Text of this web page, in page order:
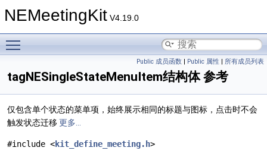
NEMeetingKit V4.19.0
Public 成员函数 | Public 属性 | 所有成员列表
tagNESingleStateMenuItem结构体 参考
仅包含单个状态的菜单项，始终展示相同的标题与图标，点击时不会
触发状态迁移 更多...
#include <kit_define_meeting.h>